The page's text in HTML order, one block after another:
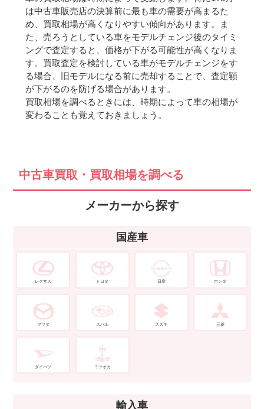
は中古車販売店の決算前に最も車の需要が高まるた
め、買取相場が高くなりやすい傾向があります。ま
た、売ろうとしている車をモデルチェンジ後のタイミ
ングで査定すると、価格が下がる可能性が高くなりま
す。買取査定を検討している車がモデルチェンジをす
る場合、旧モデルになる前に売却することで、査定額
が下がるのを防げる場合があります。
買取相場を調べるときには、時期によって車の相場が
変わることも覚えておきましょう。
中古車買取・買取相場を調べる
メーカーから探す
国産車
レクサス トヨタ 日産 ホンダ
マツダ スバル スズキ 三菱
ダイハツ ミツオカ
輸入車